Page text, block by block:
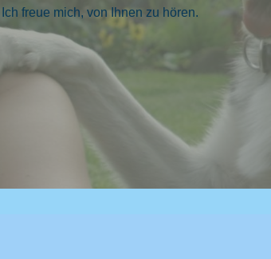
Ich freue mich, von Ihnen zu hören.